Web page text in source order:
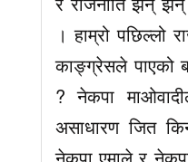
। हाम्रो पछिल्लो
काङ्ग्रेसले पाएको
? नेकपा
असाधारण जित